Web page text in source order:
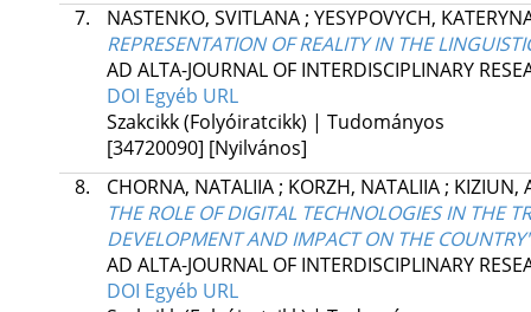
7.
NASTENKO, SVITLANA; YESYPOVYCH,
REPRESENTATION OF REALITY IN THE
AD ALTA-JOURNAL OF INTERDISCIPLINARY
DOI Egyéb URL
Szakcikk (Folyóiratcikk) | Tudományos
[34720090] [Nyilvános]
8.
CHORNA, NATALIIA; KORZH, NATALIIA; KIZIUN,
THE ROLE OF DIGITAL TECHNOLOGIES IN THE
DEVELOPMENT AND IMPACT ON THE
AD ALTA-JOURNAL OF INTERDISCIPLINARY
DOI Egyéb URL